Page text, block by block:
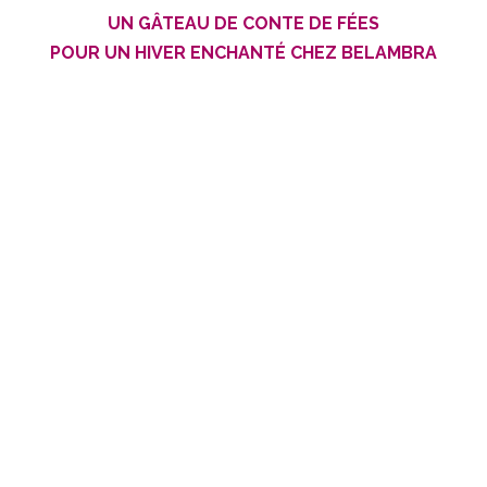
UN GÂTEAU DE CONTE DE FÉES
POUR UN HIVER ENCHANTÉ CHEZ BELAMBRA